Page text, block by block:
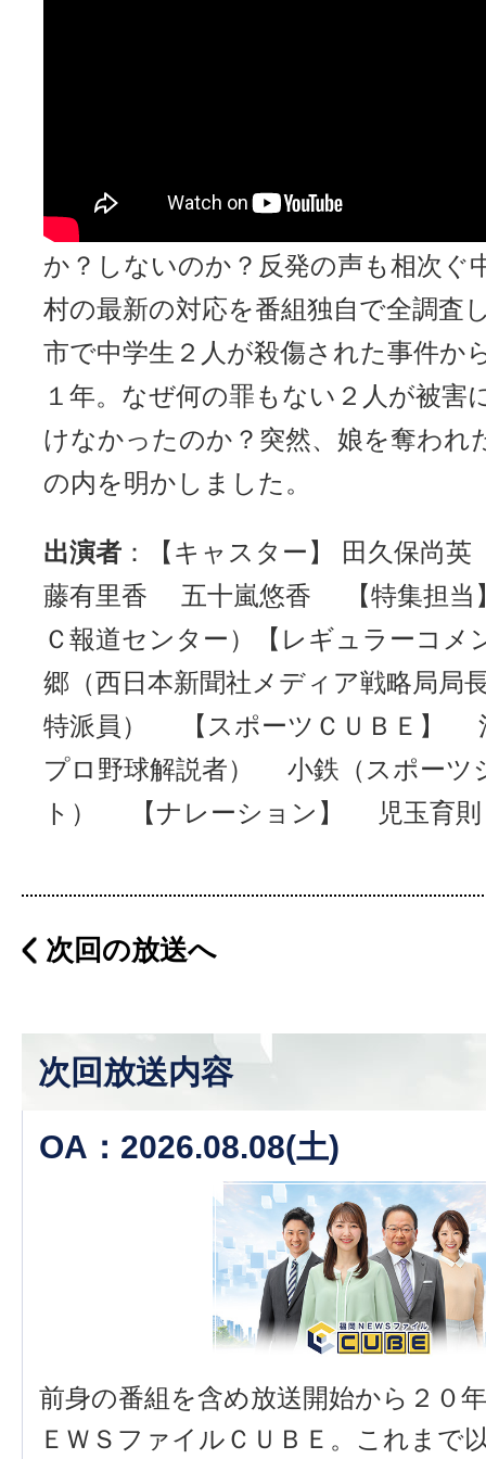
その判断は自治体に委ねられていま
か？しないのか？反発の声も相次ぐ
村の最新の対応を番組独自で全調査
市で中学生２人が殺傷された事件か
１年。なぜ何の罪もない２人が被害
けなかったのか？突然、娘を奪われ
の内を明かしました。
出演者 ：【キャスター】 田久保
藤有里香 五十嵐悠香 【特集担当
Ｃ報道センター）【レギュラーコメ
郷（西日本新聞社メディア戦略局局
特派員） 【スポーツＣＵＢＥ】
プロ野球解説者） 小鉄（スポーツ
ト） 【ナレーション】 児玉育
次回の放送へ
次回放送内容
OA：2026.08.08(土)
前身の番組を含め放送開始から２０
ＥＷＳファイルＣＵＢＥ。これまで